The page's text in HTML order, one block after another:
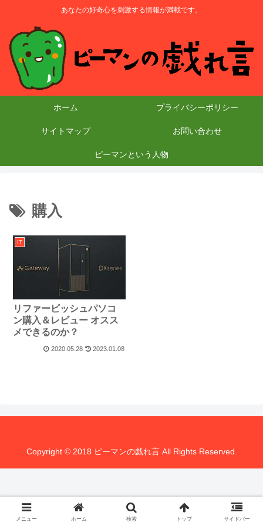
あなたの好奇心を刺激する情報が満載です。
ホーム プライバシーポリシー
サイトマップ お問い合わせ
ピーマンという人物
購入
IT
リファービッシュパソコ
ン購入＆レビュー オスス
メできるのか？
2020.05.28 2023.01.08
Copyright © 2018 ピーマンの戯れ言 All Rights Reserved.
メニュー ホーム 検索 トップ サイドバー